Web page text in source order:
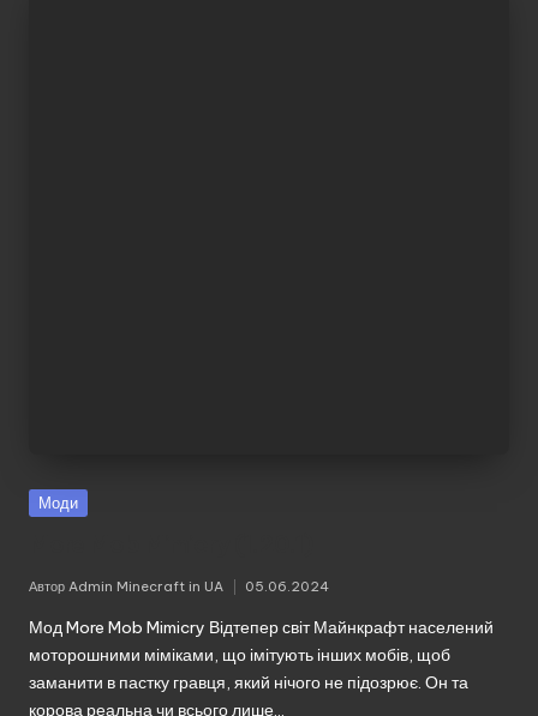
Моди
Опубліковано
Автор Admin Minecraft in UA 05.06.2024
Мод More Mob Mimicry Відтепер світ Майнкрафт населений
моторошними міміками, що імітують інших мобів, щоб
заманити в пастку гравця, який нічого не підозрює. Он та
корова реальна чи всього лише…